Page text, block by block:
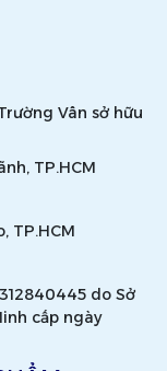
Vân sở hữu
TP.HCM
TP.HCM
do Sở
cấp ngày